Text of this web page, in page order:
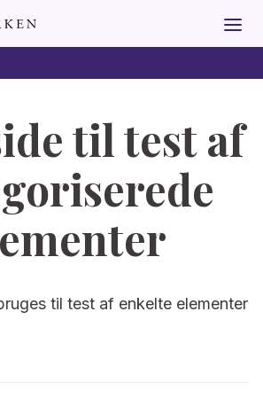
til test af
til test af enkelte elementer